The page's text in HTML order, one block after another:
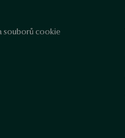
souborů cookie